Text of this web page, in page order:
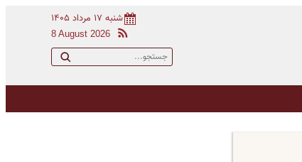
شنبه ۱۷ مرداد ۱۴۰۵
8 August 2026